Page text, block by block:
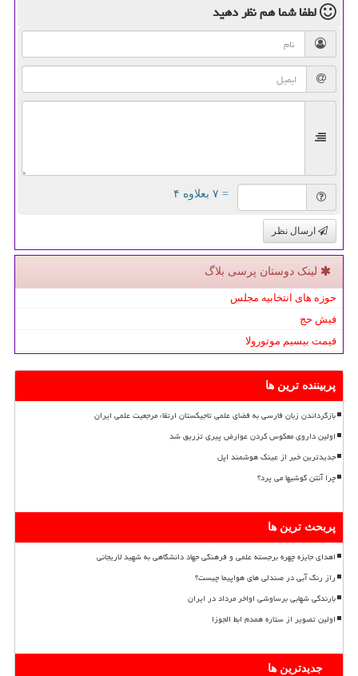
لطفا شما همنظر دهید
= ۷ بعلاوه ۴
ارسال نظر
لینک دوستان پرسی بلاگ
حوزه های انتخابیه مجلس
فیش حج
قیمت بیسیم موتورولا
پربیننده ترین ها
بازگرداندن زبان فارسی به فضای علمی تاجیکستان ارتقاء مرجعیت علمی ایران
اولین داروی معکوس کردن عوارض پیری تزریق شد
جدیدترین خبر از عینک هوشمند اپل
چرا آنتن گوشیها می پرد؟
پربحث ترین ها
اهدای جایزه چهره برجسته علمی و فرهنگی جهاد دانشگاهی به شهید لاریجانی
راز رنگ آبی در صندلی های هواپیما چیست؟
بارندگی شهابی برساوشی اواخر مرداد در ایران
اولین تصویر از ستاره همدم ابط الجوزا
جدیدترین ها